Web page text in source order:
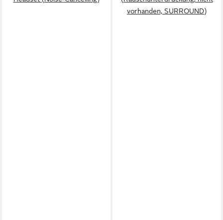
vorhanden, SURROUND)